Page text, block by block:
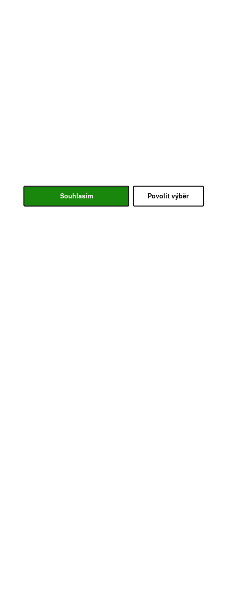
Souhlasím Povolit výběr